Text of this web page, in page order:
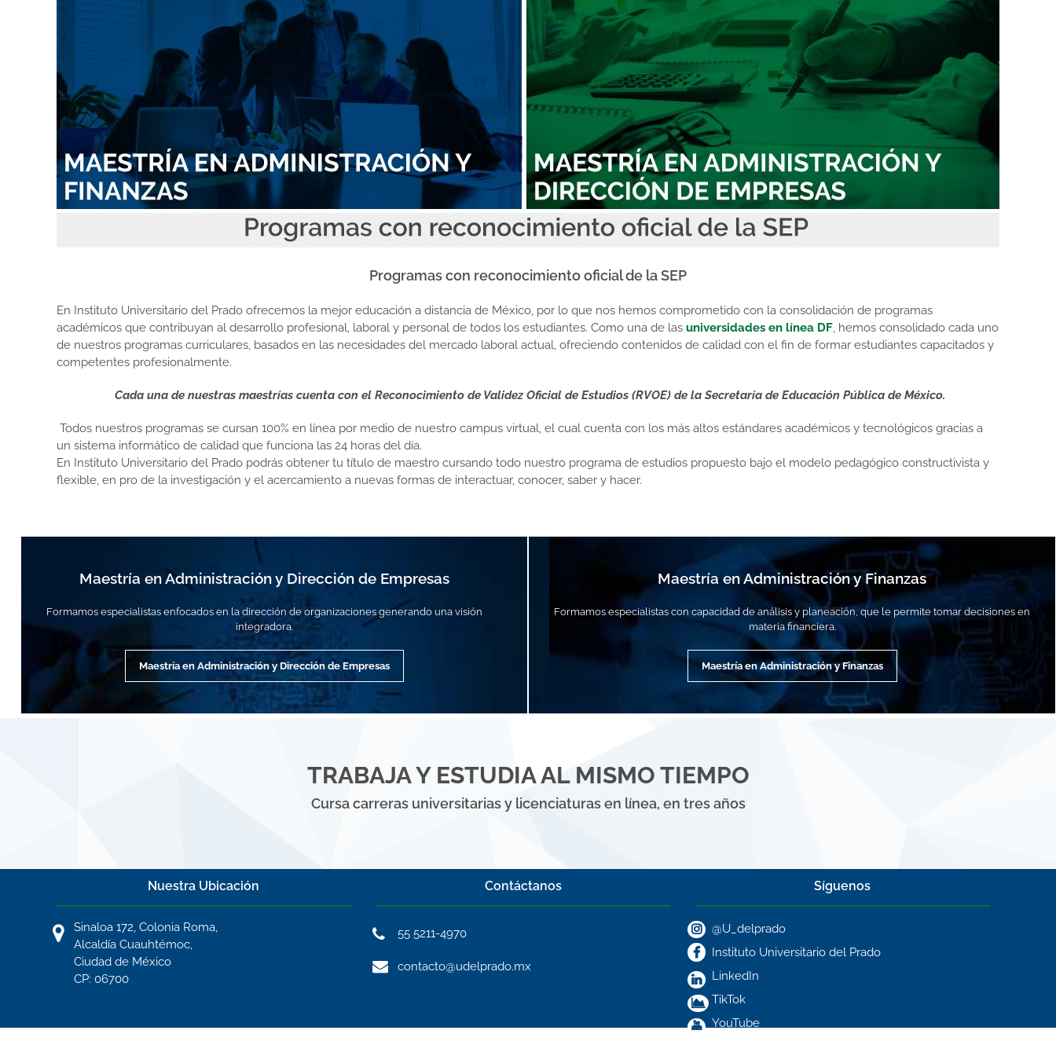
Programas con reconocimiento oficial de la SEP
En Instituto Universitario del Prado ofrecemos la mejor educación a distancia de México, por lo que nos hemos comprometido con la consolidación de programas
académicos que contribuyan al desarrollo profesional, laboral y personal de todos los estudiantes. Como una de las universidades en línea DF, hemos consolidado cada uno
de nuestros programas curriculares, basados en las necesidades del mercado laboral actual, ofreciendo contenidos de calidad con el fin de formar estudiantes capacitados y
competentes profesionalmente.
Cada una de nuestras maestrías cuenta con el Reconocimiento de Validez Oficial de Estudios (RVOE) de la Secretaría de Educación Pública de México.
Todos nuestros programas se cursan 100% en línea por medio de nuestro campus virtual, el cual cuenta con los más altos estándares académicos y tecnológicos gracias a
un sistema informático de calidad que funciona las 24 horas del día.
En Instituto Universitario del Prado podrás obtener tu título de maestro cursando todo nuestro programa de estudios propuesto bajo el modelo pedagógico constructivista y
flexible, en pro de la investigación y el acercamiento a nuevas formas de interactuar, conocer, saber y hacer.
Maestría en Administración y Dirección de Empresas
Formamos especialistas enfocados en la dirección de organizaciones generando una visión
integradora.
Maestría en Administración y Dirección de Empresas
Maestría en Administración y Finanzas
Formamos especialistas con capacidad de análisis y planeación, que le permite tomar decisiones en
materia financiera.
Maestría en Administración y Finanzas
TRABAJA Y ESTUDIA AL MISMO TIEMPO
Cursa carreras universitarias y licenciaturas en línea, en tres años
Nuestra Ubicación
Sinaloa 172, Colonia Roma,
Alcaldía Cuauhtémoc,
Ciudad de México
CP: 06700
Contáctanos
55 5211-4970
contacto@udelprado.mx
Síguenos
@U_delprado
Instituto Universitario del Prado
LinkedIn
TikTok
YouTube